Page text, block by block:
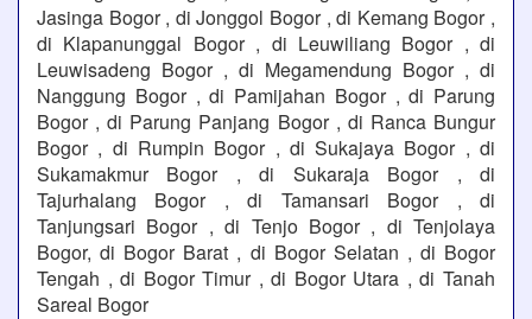
Jasinga Bogor , di Jonggol Bogor , di Kemang Bogor ,
di Klapanunggal Bogor , di Leuwiliang Bogor , di
Leuwisadeng Bogor , di Megamendung Bogor , di
Nanggung Bogor , di Pamijahan Bogor , di Parung
Bogor , di Parung Panjang Bogor , di Ranca Bungur
Bogor , di Rumpin Bogor , di Sukajaya Bogor , di
Sukamakmur Bogor , di Sukaraja Bogor , di
Tajurhalang Bogor , di Tamansari Bogor , di
Tanjungsari Bogor , di Tenjo Bogor , di Tenjolaya
Bogor, di Bogor Barat , di Bogor Selatan , di Bogor
Tengah , di Bogor Timur , di Bogor Utara , di Tanah
Sareal Bogor